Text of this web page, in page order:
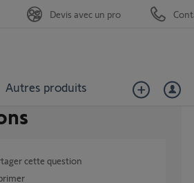
Autres produits
Devis avec un pro
cette question